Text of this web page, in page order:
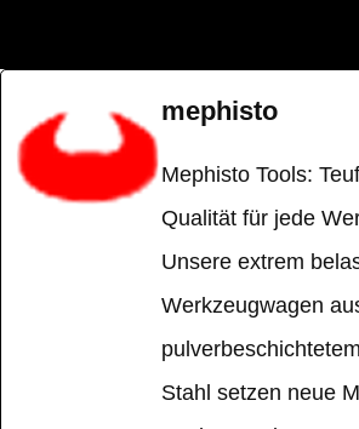
mephisto
Mephisto Tools:
Qualität für jede
Unsere extrem
Werkzeugwagen
Stahl setzen neue